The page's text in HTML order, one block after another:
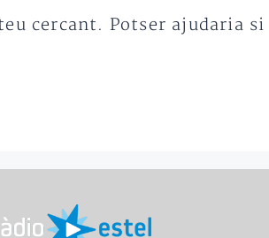
cercant. Potser ajudaria si